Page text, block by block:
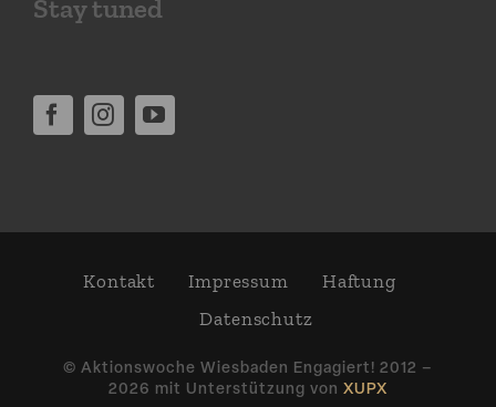
Stay tuned
Kontakt Impressum
Haftung
Daten­schutz
© Aktions­woche Wiesbaden Engagiert! 2012 –
2026 mit Unter­stützung von XUPX